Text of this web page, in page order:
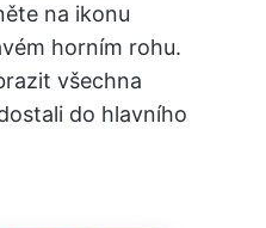
na ikonu
horním rohu.
všechna
do hlavního